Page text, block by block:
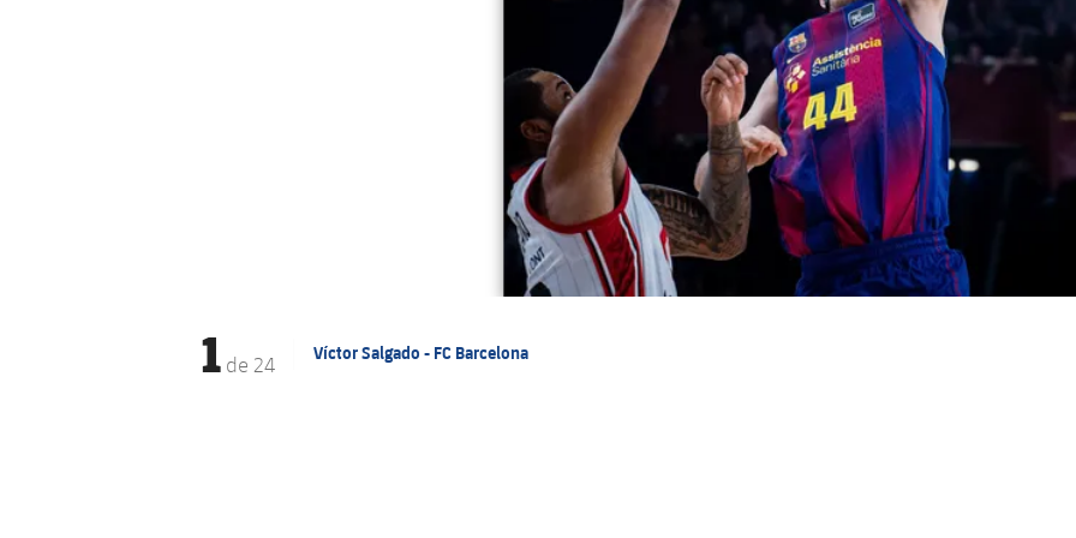
1de 24 Víctor Salgado - FC Barcelona